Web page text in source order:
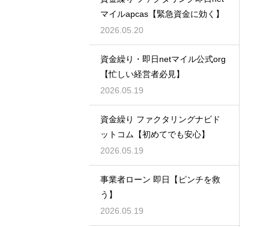
マイルapcas【緊急資金に効く】
2026.05.20
資金繰り・即日netマイル公式org
【忙しい経営者必見】
2026.05.19
資金繰り ファクタリングナビド
ットコム【初めてでも安心】
2026.05.19
事業者ローン 即日【ピンチを救
う】
2026.05.19